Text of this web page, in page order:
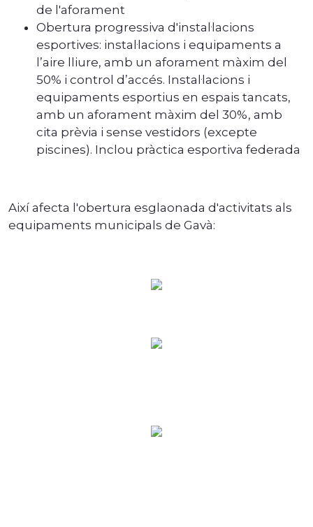
de l'aforament
Obertura progressiva d'instal·lacions
esportives: instal·lacions i equipaments a
l’aire lliure, amb un aforament màxim del
50% i control d’accés. Instal·lacions i
equipaments esportius en espais tancats,
amb un aforament màxim del 30%, amb
cita prèvia i sense vestidors (excepte
piscines). Inclou pràctica esportiva federada
Així afecta l'obertura esglaonada d'activitats als
equipaments municipals de Gavà: